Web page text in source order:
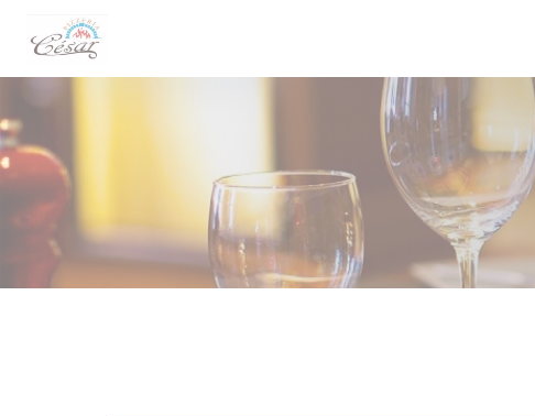
Personnalisation de vos choix en matière de cookies